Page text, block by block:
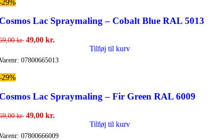
29%
Lac Spraymaling – Cobalt Blue RAL 5013
kr. Den
pris
49,00 kr.
pris
Tilføj til kurv
07800665013
29%
Lac Spraymaling – Fir Green RAL 6009
kr. Den
pris
49,00 kr.
pris
Tilføj til kurv
07800666009